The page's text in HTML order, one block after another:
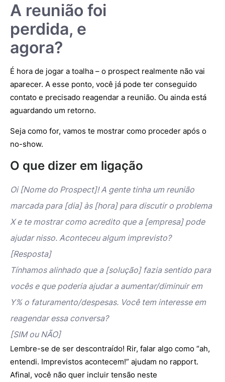
A reunião foi
perdida, e
agora?
É hora de jogar a toalha – o prospect realmente não vai
aparecer. A esse ponto, você já pode ter conseguido
contato e precisado reagendar a reunião. Ou ainda está
aguardando um retorno.
Seja como for, vamos te mostrar como proceder após o
no-show.
O que dizer em ligação
Oi [Nome do Prospect]! A gente tinha um reunião
marcada para [dia] às [hora] para discutir o problema
X e te mostrar como acredito que a [empresa] pode
ajudar nisso. Aconteceu algum imprevisto?
[Resposta]
Tínhamos alinhado que a [solução] fazia sentido para
vocês e que poderia ajudar a aumentar/diminuir em
Y% o faturamento/despesas. Você tem interesse em
reagendar essa conversa?
[SIM ou NÃO]
Lembre-se de ser descontraído! Rir, falar algo como “ah,
entendi. Imprevistos acontecem!” ajudam no rapport.
Afinal, você não quer incluir tensão neste